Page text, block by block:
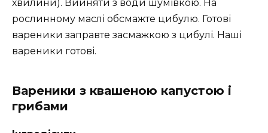
хвилини). Вийняти з води шумівкою. На
рослинному маслі обсмажте цибулю. Готові
вареники заправте засмажкою з цибулі. Наші
вареники готові.
Вареники з квашеною капустою і
грибами